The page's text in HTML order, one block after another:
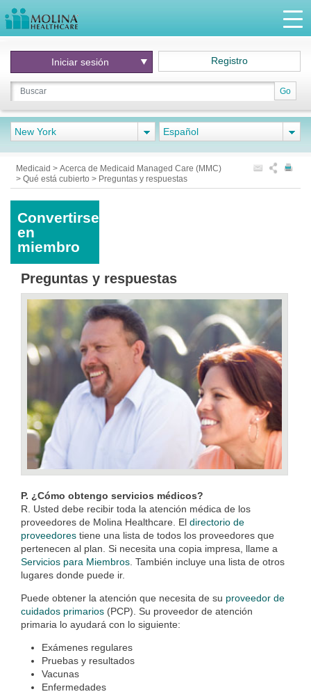
Go
Iniciar sesión Registro
New York Español
Medicaid > Acerca de Medicaid Managed Care (MMC)
> Qué está cubierto > Preguntas y respuestas
Convertirse
en
miembro
Preguntas y respuestas
P. ¿Cómo obtengo servicios médicos?
R. Usted debe recibir toda la atención médica de los
proveedores de Molina Healthcare. El directorio de
proveedores tiene una lista de todos los proveedores que
pertenecen al plan. Si necesita una copia impresa, llame a
Servicios para Miembros. También incluye una lista de otros
lugares donde puede ir.
Puede obtener la atención que necesita de su proveedor de
cuidados primarios (PCP). Su proveedor de atención
primaria lo ayudará con lo siguiente:
Exámenes regulares
Pruebas y resultados
Vacunas
Enfermedades